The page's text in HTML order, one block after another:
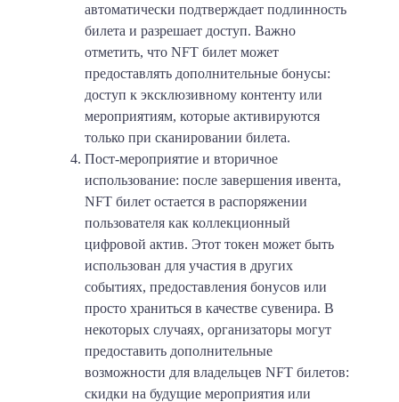
автоматически подтверждает подлинность
билета и разрешает доступ. Важно
отметить, что NFT билет может
предоставлять дополнительные бонусы:
доступ к эксклюзивному контенту или
мероприятиям, которые активируются
только при сканировании билета.
Пост-мероприятие и вторичное
использование: после завершения ивента,
NFT билет остается в распоряжении
пользователя как коллекционный
цифровой актив. Этот токен может быть
использован для участия в других
событиях, предоставления бонусов или
просто храниться в качестве сувенира. В
некоторых случаях, организаторы могут
предоставить дополнительные
возможности для владельцев NFT билетов:
скидки на будущие мероприятия или